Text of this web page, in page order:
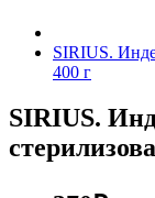
SIRIUS.
400 г
SIRIUS.